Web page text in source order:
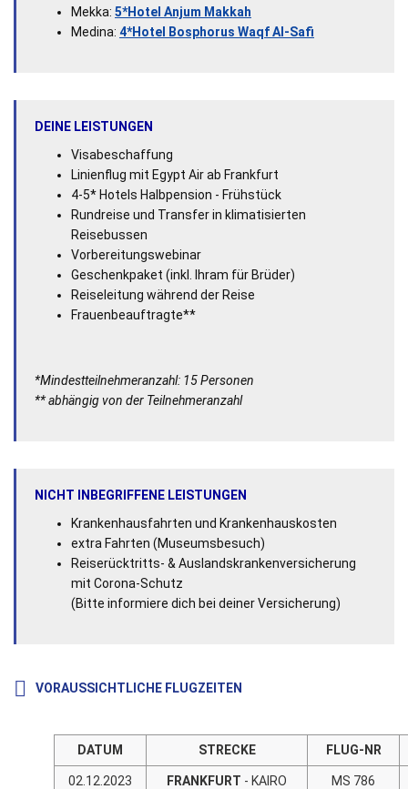
Mekka: 5*Hotel Anjum Makkah
Medina: 4*Hotel Bosphorus Waqf Al-Safi
DEINE LEISTUNGEN
Visabeschaffung
Linienflug mit Egypt Air ab Frankfurt
4-5* Hotels Halbpension - Frühstück
Rundreise und Transfer in klimatisierten
Reisebussen
Vorbereitungswebinar
Geschenkpaket (inkl. Ihram für Brüder)
Reiseleitung während der Reise
Frauenbeauftragte**
*Mindestteilnehmeranzahl: 15 Personen
** abhängig von der Teilnehmeranzahl
NICHT INBEGRIFFENE LEISTUNGEN
Krankenhausfahrten und Krankenhauskosten
extra Fahrten (Museumsbesuch)
Reiserücktritts- & Auslandskrankenversicherung
mit Corona-Schutz
(Bitte informiere dich bei deiner Versicherung)
VORAUSSICHTLICHE FLUGZEITEN
DATUM STRECKE FLUG-NR
02.12.2023 FRANKFURT - KAIRO MS 786